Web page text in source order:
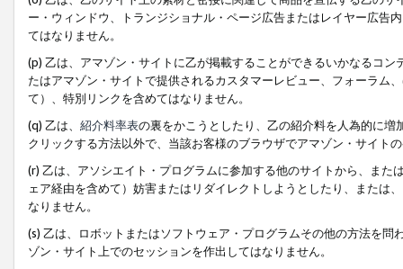
ー・ウィンドウ、トランジショナル・ページ広告またはレイヤー広告
てはなりません。
(p) 乙は、アマゾン・サイトに乙が掲載することができるいかなるコ
たはアマゾン・サイトで提供されるカスタマーレビュー、フォーラム
て）、特別リンクを含めてはなりません。
(q) 乙は、 紹介料率表の裏をかこうとしたり、乙の紹介料を人為的に
クリックする方法以外で、当該お客様のブラウザでアマゾン・サイト
(r) 乙は、アソシエイト・プログラムに参加する他のサイトから、ま
ェア経由を含めて）妨害またはリダイレクトしようとしたり、または
なりません。
(s) 乙は、ロボットまたはソフトウェア・プログラムその他の方法を
ゾン・サイト上でのセッションを作出してはなりません。